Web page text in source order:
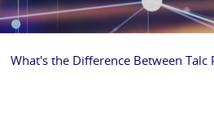
What's the Difference Between